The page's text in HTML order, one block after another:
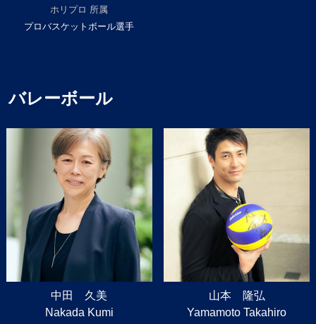
ホリプロ 所属
プロバスケットボール選手
バレーボール
中田 久美
Nakada Kumi
山本 隆弘
Yamamoto Takahiro